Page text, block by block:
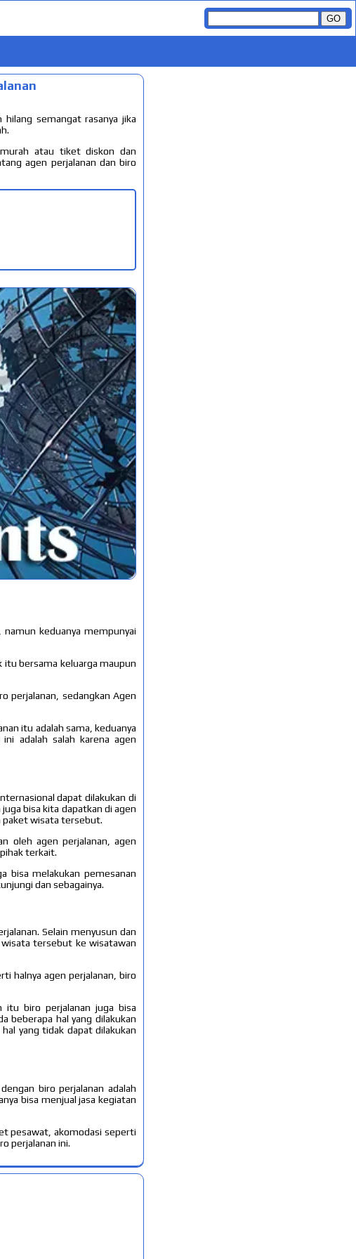
semangat rasanya jika
atau tiket diskon dan
agen perjalanan dan biro
namun keduanya mempunyai
itu bersama keluarga maupun
perjalanan, sedangkan Agen
itu adalah sama, keduanya
adalah salah karena agen
dapat dilakukan di
bisa kita dapatkan di agen
paket wisata tersebut.
oleh agen perjalanan, agen
terkait.
bisa melakukan pemesanan
dan sebagainya.
Selain menyusun dan
tersebut ke wisatawan
halnya agen perjalanan, biro
itu biro perjalanan juga bisa
beberapa hal yang dilakukan
yang tidak dapat dilakukan
biro perjalanan adalah
bisa menjual jasa kegiatan
pesawat, akomodasi seperti
perjalanan ini.